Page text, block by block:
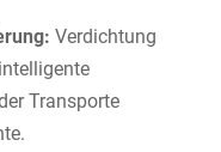
Verdichtung
Transporte